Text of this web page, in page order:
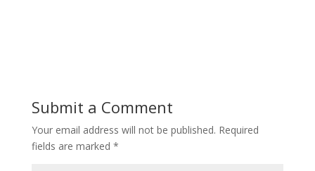
Submit a Comment
Your email address will not be published. Required
fields are marked *